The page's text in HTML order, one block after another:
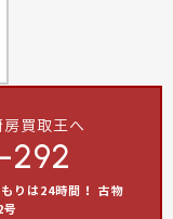
買取王へ
292
りは24時間！ 古物